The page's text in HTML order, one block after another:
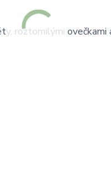
roztomilými ovečkami